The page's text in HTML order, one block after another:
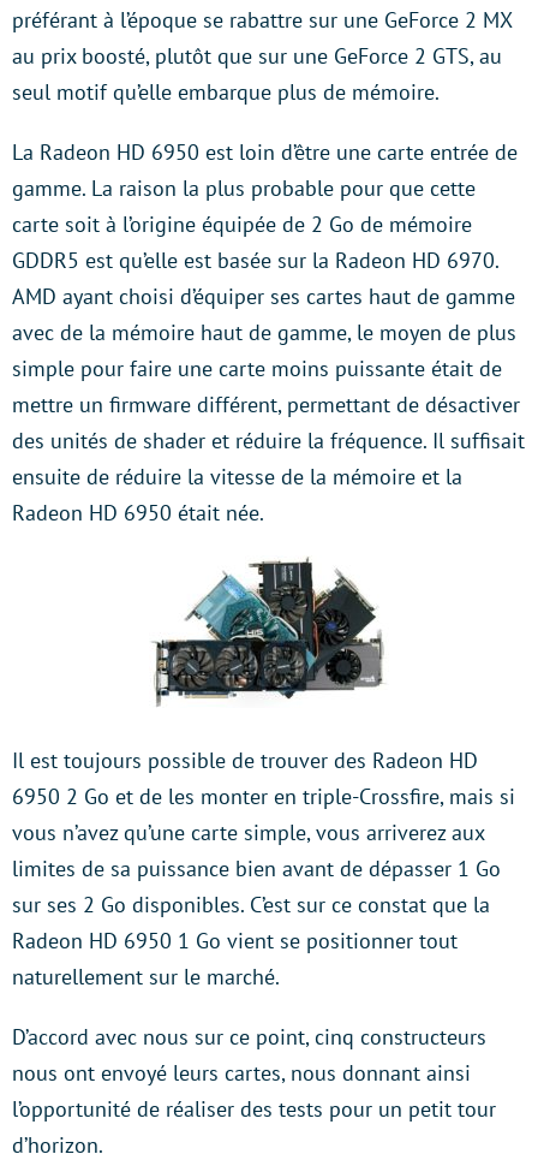
préférant à l’époque se rabattre sur une GeForce 2 MX
au prix boosté, plutôt que sur une GeForce 2 GTS, au
seul motif qu’elle embarque plus de mémoire.
La Radeon HD 6950 est loin d’être une carte entrée de
gamme. La raison la plus probable pour que cette
carte soit à l’origine équipée de 2 Go de mémoire
GDDR5 est qu’elle est basée sur la Radeon HD 6970.
AMD ayant choisi d’équiper ses cartes haut de gamme
avec de la mémoire haut de gamme, le moyen de plus
simple pour faire une carte moins puissante était de
mettre un firmware différent, permettant de désactiver
des unités de shader et réduire la fréquence. Il suffisait
ensuite de réduire la vitesse de la mémoire et la
Radeon HD 6950 était née.
Il est toujours possible de trouver des Radeon HD
6950 2 Go et de les monter en triple-Crossfire, mais si
vous n’avez qu’une carte simple, vous arriverez aux
limites de sa puissance bien avant de dépasser 1 Go
sur ses 2 Go disponibles. C’est sur ce constat que la
Radeon HD 6950 1 Go vient se positionner tout
naturellement sur le marché.
D’accord avec nous sur ce point, cinq constructeurs
nous ont envoyé leurs cartes, nous donnant ainsi
l’opportunité de réaliser des tests pour un petit tour
d’horizon.